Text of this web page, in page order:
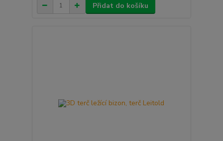
Přidat do košíku